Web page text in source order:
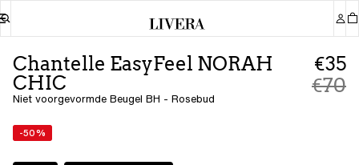
Chantelle EasyFeel NORAH
CHIC
Niet voorgevormde Beugel BH - Rosebud
€35
€70
-50%